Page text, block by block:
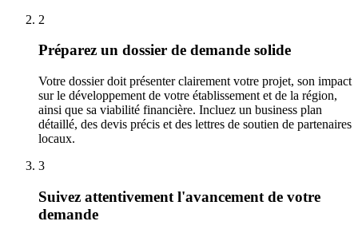
2
Préparez un dossier de demande solide
Votre dossier doit présenter clairement votre projet, son impact
sur le développement de votre établissement et de la région,
ainsi que sa viabilité financière. Incluez un business plan
détaillé, des devis précis et des lettres de soutien de partenaires
locaux.
3
Suivez attentivement l'avancement de votre
demande